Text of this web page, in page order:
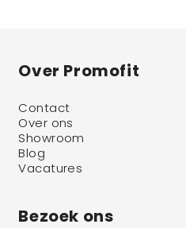
Over Promofit
Contact
Over ons
Showroom
Blog
Vacatures
Bezoek ons